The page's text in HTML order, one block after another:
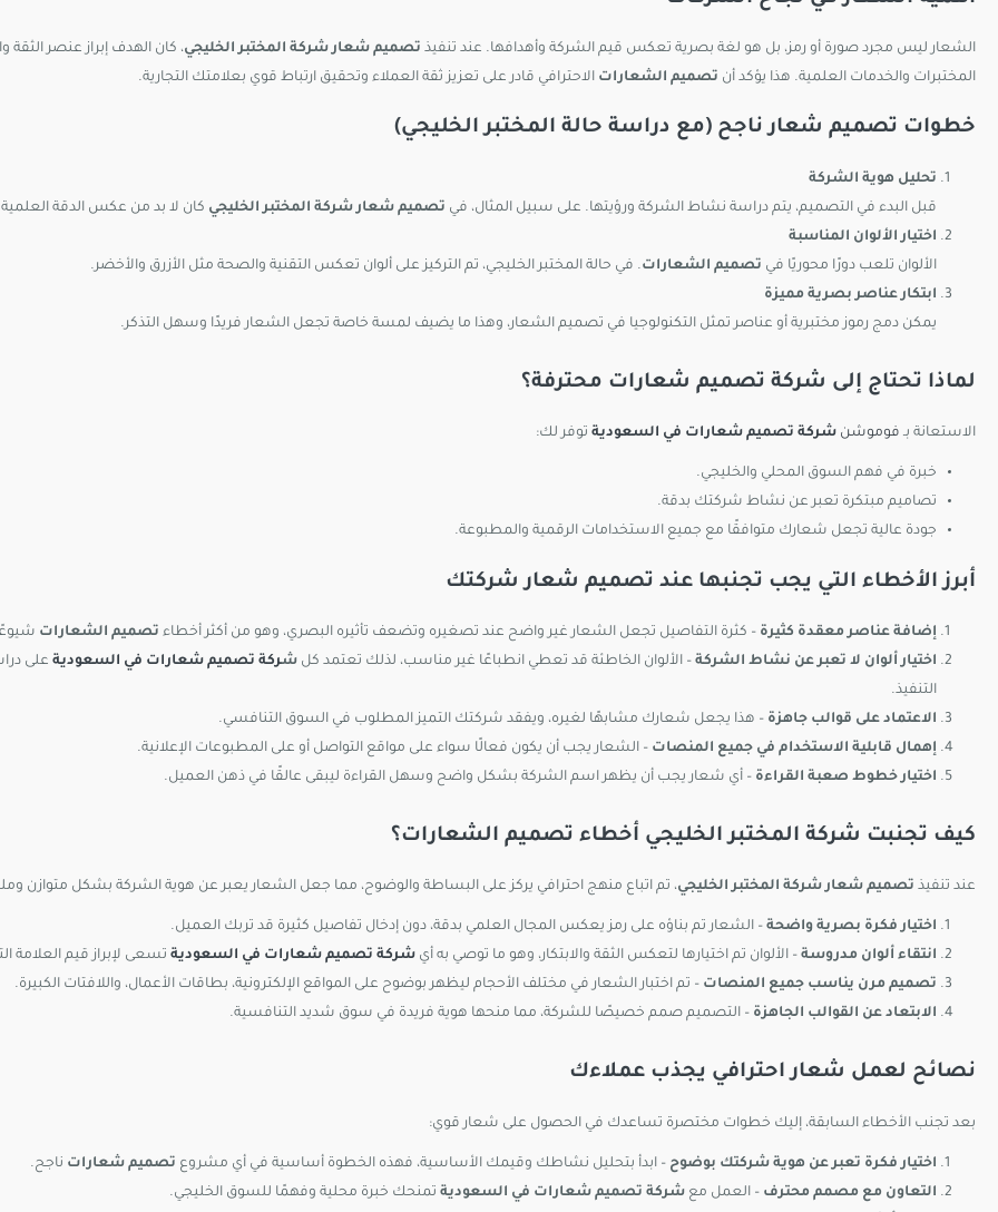
الشعار ليس مجرد صورة أو رمز، بل هو لغة بصرية تعكس قيم الشركة وأهدافها. عند تنفيذ تصميم شعار شركة المختبر الخليجي، كان الهدف إبراز عنصر الثقة
المختبرات والخدمات العلمية. هذا يؤكد أن تصميم الشعارات الاحترافي قادر على تعزيز ثقة العملاء وتحقيق ارتباط قوي بعلامتك التجارية.
خطوات تصميم شعار ناجح (مع دراسة حالة المختبر الخليجي)
تحليل هوية الشركة
قبل البدء في التصميم، يتم دراسة نشاط الشركة ورؤيتها. على سبيل المثال، في تصميم شعار شركة المختبر الخليجي كان لا بد من عكس الدقة
اختيار الألوان المناسبة
الألوان تلعب دورًا محوريًا في تصميم الشعارات. في حالة المختبر الخليجي، تم التركيز على ألوان تعكس التقنية والصحة مثل الأزرق والأخضر.
ابتكار عناصر بصرية مميزة
يمكن دمج رموز مختبرية أو عناصر تمثل التكنولوجيا في تصميم الشعار، وهذا ما يضيف لمسة خاصة تجعل الشعار فريدًا وسهل التذكر.
لماذا تحتاج إلى شركة تصميم شعارات محترفة؟
الاستعانة بـ فوموشن شركة تصميم شعارات في السعودية توفر لك:
خبرة في فهم السوق المحلي والخليجي.
تصاميم مبتكرة تعبر عن نشاط شركتك بدقة.
جودة عالية تجعل شعارك متوافقًا مع جميع الاستخدامات الرقمية والمطبوعة.
أبرز الأخطاء التي يجب تجنبها عند تصميم شعار شركتك
إضافة عناصر معقدة كثيرة – كثرة التفاصيل تجعل الشعار غير واضح عند تصغيره وتضعف تأثيره البصري، وهو من أكثر أخطاء تصميم الشعارات
اختيار ألوان لا تعبر عن نشاط الشركة – الألوان الخاطئة قد تعطي انطباعًا غير مناسب، لذلك تعتمد كل شركة تصميم شعارات في السعودية على
التنفيذ.
الاعتماد على قوالب جاهزة – هذا يجعل شعارك مشابهًا لغيره، ويفقد شركتك التميز المطلوب في السوق التنافسي.
إهمال قابلية الاستخدام في جميع المنصات – الشعار يجب أن يكون فعالًا سواء على مواقع التواصل أو على المطبوعات الإعلانية.
اختيار خطوط صعبة القراءة – أي شعار يجب أن يظهر اسم الشركة بشكل واضح وسهل القراءة ليبقى عالقًا في ذهن العميل.
كيف تجنبت شركة المختبر الخليجي أخطاء تصميم الشعارات؟
عند تنفيذ تصميم شعار شركة المختبر الخليجي، تم اتباع منهج احترافي يركز على البساطة والوضوح، مما جعل الشعار يعبر عن هوية الشركة بشكل متوازن
اختيار فكرة بصرية واضحة – الشعار تم بناؤه على رمز يعكس المجال العلمي بدقة، دون إدخال تفاصيل كثيرة قد تربك العميل.
انتقاء ألوان مدروسة – الألوان تم اختيارها لتعكس الثقة والابتكار، وهو ما توصي به أي شركة تصميم شعارات في السعودية تسعى لإبراز قيم العلامة
تصميم مرن يناسب جميع المنصات – تم اختبار الشعار في مختلف الأحجام ليظهر بوضوح على المواقع الإلكترونية، بطاقات الأعمال، واللافتات الكبيرة.
الابتعاد عن القوالب الجاهزة – التصميم صمم خصيصًا للشركة، مما منحها هوية فريدة في سوق شديد التنافسية.
نصائح لعمل شعار احترافي يجذب عملاءك
بعد تجنب الأخطاء السابقة، إليك خطوات مختصرة تساعدك في الحصول على شعار قوي:
اختيار فكرة تعبر عن هوية شركتك بوضوح – ابدأ بتحليل نشاطك وقيمك الأساسية، فهذه الخطوة أساسية في أي مشروع تصميم شعارات ناجح.
التعاون مع مصمم محترف – العمل مع شركة تصميم شعارات في السعودية تمنحك خبرة محلية وفهمًا للسوق الخليجي.